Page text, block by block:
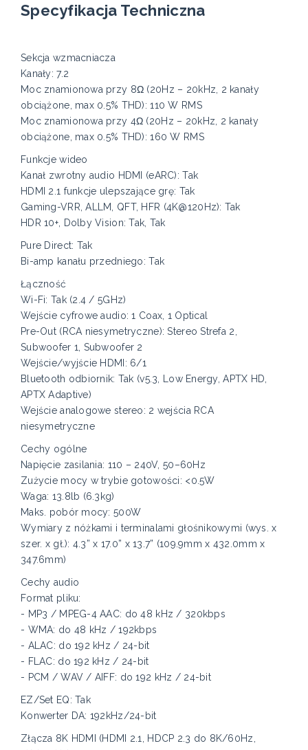
Specyfikacja Techniczna
Sekcja wzmacniacza
Kanały: 7.2
Moc znamionowa przy 8Ω (20Hz – 20kHz, 2 kanały
obciążone, max 0.5% THD): 110 W RMS
Moc znamionowa przy 4Ω (20Hz – 20kHz, 2 kanały
obciążone, max 0.5% THD): 160 W RMS
Funkcje wideo
Kanał zwrotny audio HDMI (eARC): Tak
HDMI 2.1 funkcje ulepszające grę: Tak
Gaming-VRR, ALLM, QFT, HFR (4K@120Hz): Tak
HDR 10+, Dolby Vision: Tak, Tak
Pure Direct: Tak
Bi-amp kanału przedniego: Tak
Łączność
Wi-Fi: Tak (2.4 / 5GHz)
Wejście cyfrowe audio: 1 Coax, 1 Optical
Pre-Out (RCA niesymetryczne): Stereo Strefa 2,
Subwoofer 1, Subwoofer 2
Wejście/wyjście HDMI: 6/1
Bluetooth odbiornik: Tak (v5.3, Low Energy, APTX HD,
APTX Adaptive)
Wejście analogowe stereo: 2 wejścia RCA
niesymetryczne
Cechy ogólne
Napięcie zasilania: 110 – 240V, 50–60Hz
Zużycie mocy w trybie gotowości: <0.5W
Waga: 13.8lb (6.3kg)
Maks. pobór mocy: 500W
Wymiary z nóżkami i terminalami głośnikowymi (wys. x
szer. x gł.): 4.3” x 17.0” x 13.7” (109.9mm x 432.0mm x
347.6mm)
Cechy audio
Format pliku:
- MP3 / MPEG-4 AAC: do 48 kHz / 320kbps
- WMA: do 48 kHz / 192kbps
- ALAC: do 192 kHz / 24-bit
- FLAC: do 192 kHz / 24-bit
- PCM / WAV / AIFF: do 192 kHz / 24-bit
EZ/Set EQ: Tak
Konwerter DA: 192kHz/24-bit
Złącza 8K HDMI (HDMI 2.1, HDCP 2.3 do 8K/60Hz,